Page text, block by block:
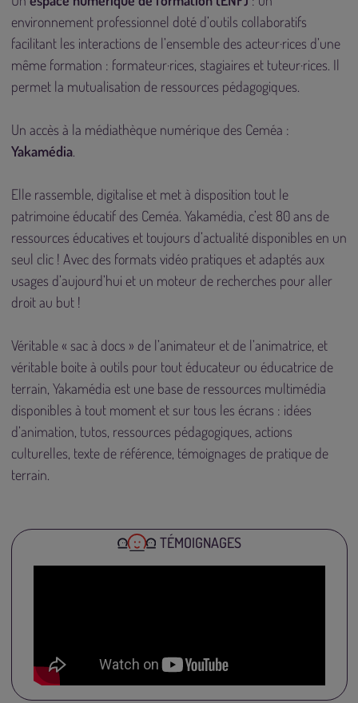
environnement professionnel doté d’outils collaboratifs
facilitant les interactions de l’ensemble des acteur·rices d’une
même formation : formateur·rices, stagiaires et tuteur·rices. Il
permet la mutualisation de ressources pédagogiques.
Un accès à la médiathèque numérique des Ceméa :
Yakamédia.
Elle rassemble, digitalise et met à disposition tout le
patrimoine éducatif des Ceméa. Yakamédia, c’est 80 ans de
ressources éducatives et toujours d’actualité disponibles en un
seul clic ! Avec des formats vidéo pratiques et adaptés aux
usages d’aujourd’hui et un moteur de recherches pour aller
droit au but !
Véritable « sac à docs » de l’animateur et de l’animatrice, et
véritable boite à outils pour tout éducateur ou éducatrice de
terrain, Yakamédia est une base de ressources multimédia
disponibles à tout moment et sur tous les écrans : idées
d’animation, tutos, ressources pédagogiques, actions
culturelles, texte de référence, témoignages de pratique de
terrain.
TÉMOIGNAGES